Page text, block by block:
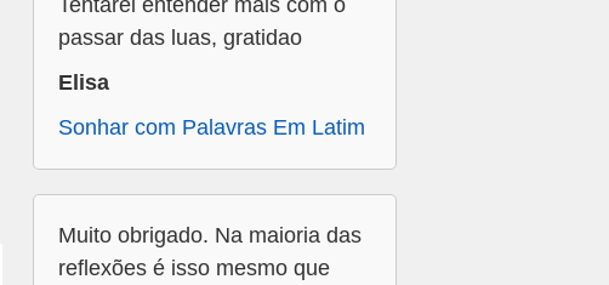
Tentarei entender mais com o
passar das luas, gratidao
Elisa
Sonhar com Palavras Em Latim
Muito obrigado. Na maioria das
reflexões é isso mesmo que